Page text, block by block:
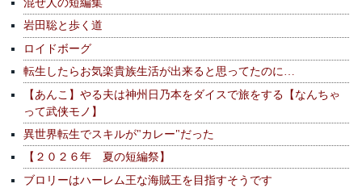
岩田聡と歩く道
ロイドボーグ
転生したらお気楽貴族生活が出来ると思ってたのに…
【あんこ】やる夫は神州日乃本をダイスで旅をする【なんちゃ
って武侠モノ】
異世界転生でスキルが"カレー"だった
【２０２６年 夏の短編祭】
ブロリーはハーレム王な海賊王を目指すそうです